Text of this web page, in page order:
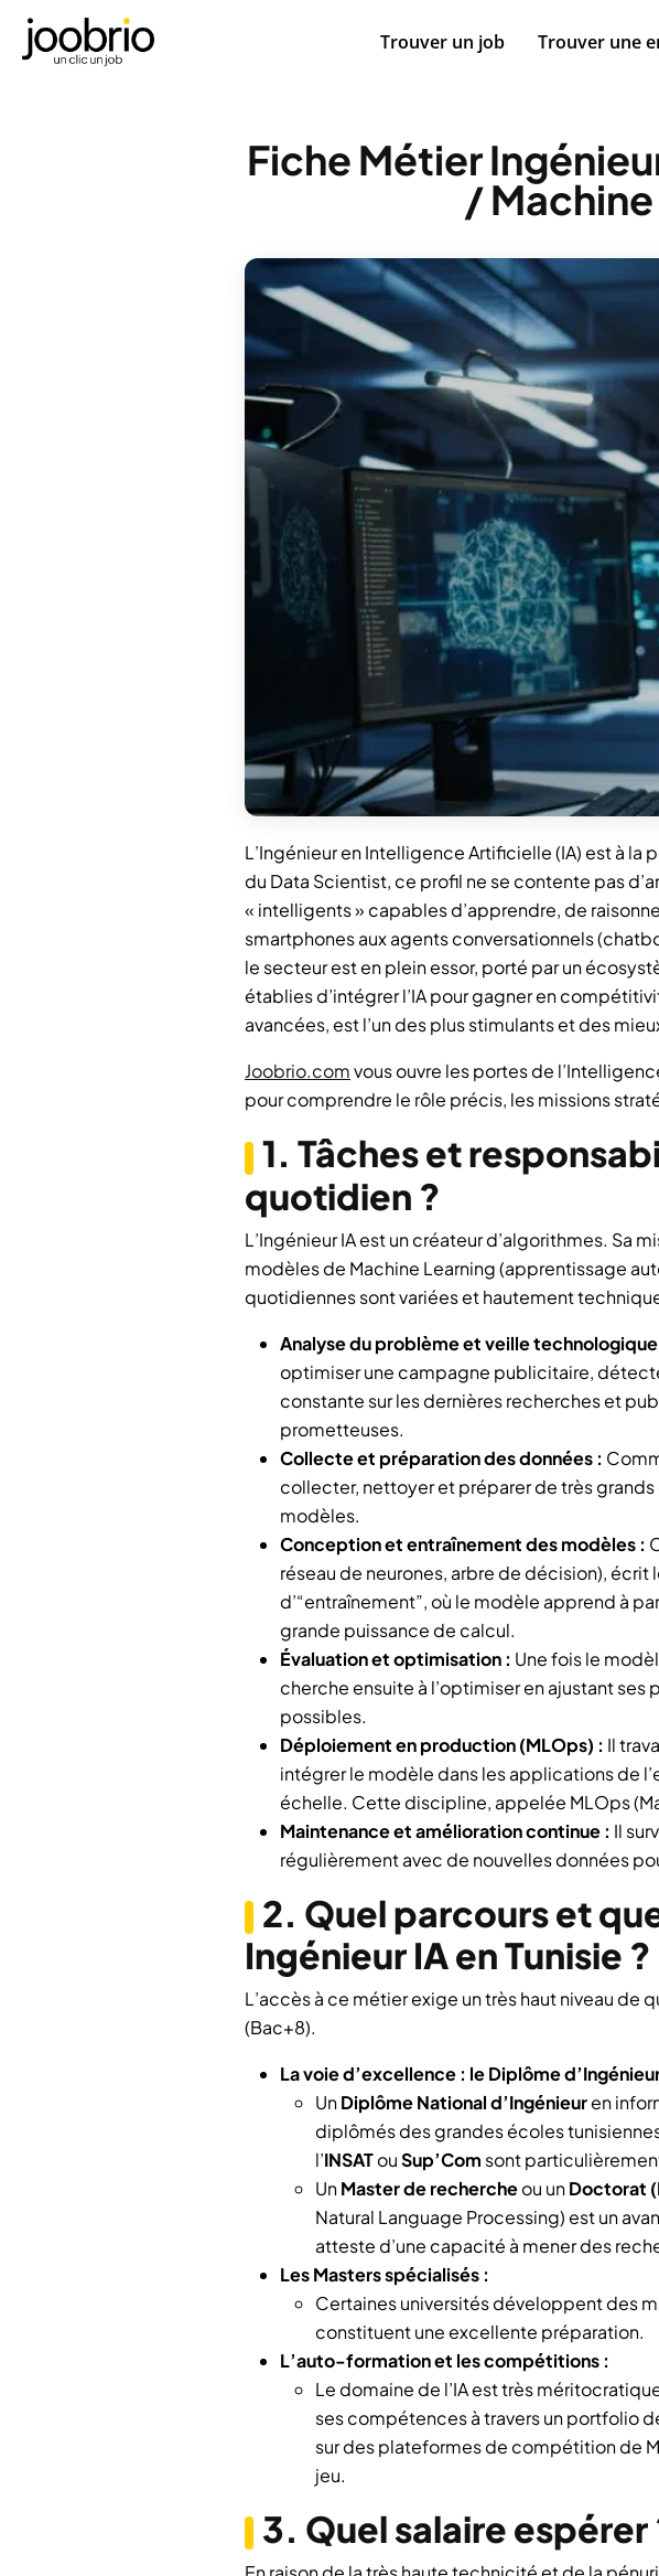
Trouver un job Trouver une
Fiche Métier
/ Machine
L’Ingénieur en Intelligence Artificielle (IA) est à
du Data Scientist, ce profil ne se contente pas
« intelligents » capables d’apprendre, de
smartphones aux agents conversationnels
le secteur est en plein essor, porté par un
établies d’intégrer l’IA pour gagner en
avancées, est l’un des plus stimulants et des
Joobrio.comvous ouvre les portes de
pour comprendre le rôle précis, les missions
1. Tâches et
quotidien ?
L’Ingénieur IA est un créateur d’algorithmes.
modèles de Machine Learning (apprentissage
quotidiennes sont variées et hautement
Analyse du problème et veille technologique
optimiser une campagne publicitaire,
constante sur les dernières recherches et
prometteuses.
Collecte et préparation des données :
collecter, nettoyer et préparer de très
modèles.
Conception et entraînement des modèles :
réseau de neurones, arbre de décision),
d’“entraînement”, où le modèle apprend à
grande puissance de calcul.
Évaluation et optimisation : Une fois le
cherche ensuite à l’optimiser en ajustant
possibles.
Déploiement en production (MLOps) : Il
intégrer le modèle dans les applications de
échelle. Cette discipline, appelée MLOps
Maintenance et amélioration continue : Il
régulièrement avec de nouvelles données
2. Quel parcours et
Ingénieur IA en Tunisie ?
L’accès à ce métier exige un très haut niveau
(Bac+8).
La voie d’excellence : le Diplôme
UnDiplôme National d’Ingénieuren
diplômés des grandes écoles
l’INSATouSup’Com sont
UnMaster de rechercheou unDoctorat
Natural Language Processing) est un
atteste d’une capacité à mener des
Les Masters spécialisés :
Certaines universités développent des
constituent une excellente préparation.
L’auto-formation et les compétitions :
Le domaine de l’IA est très
ses compétences à travers un portfolio
sur des plateformes de compétition de
jeu.
3. Quel salaire espérer